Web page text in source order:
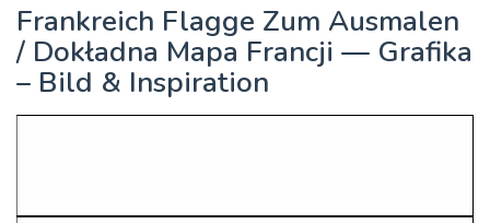
Frankreich Flagge Zum Ausmalen
/ Dokładna Mapa Francji — Grafika
– Bild & Inspiration